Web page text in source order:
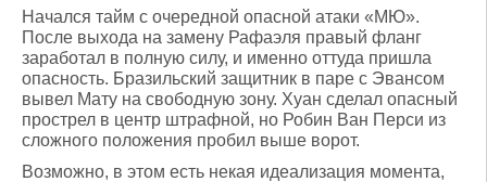
Начался тайм с очередной опасной атаки «МЮ».
После выхода на замену Рафаэля правый фланг
заработал в полную силу, и именно оттуда пришла
опасность. Бразильский защитник в паре с Эвансом
вывел Мату на свободную зону. Хуан сделал опасный
прострел в центр штрафной, но Робин Ван Перси из
сложного положения пробил выше ворот.
Возможно, в этом есть некая идеализация момента,